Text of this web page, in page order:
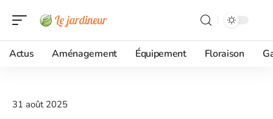
Actus Aménagement Équipement Floraison
31 août 2025